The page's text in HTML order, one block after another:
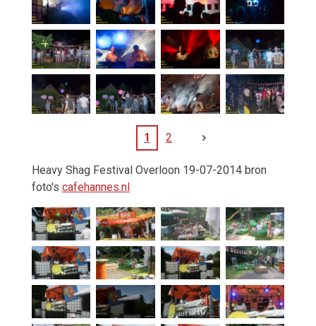
1 2
Heavy Shag Festival Overloon 19-07-2014 bron
foto's cafehannes.nl